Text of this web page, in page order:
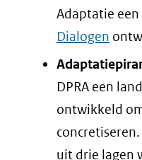
Adaptatie een
Dialogen
DPRA een
ontwikkeld
uit drie lagen